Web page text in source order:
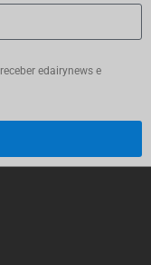
edairynews e